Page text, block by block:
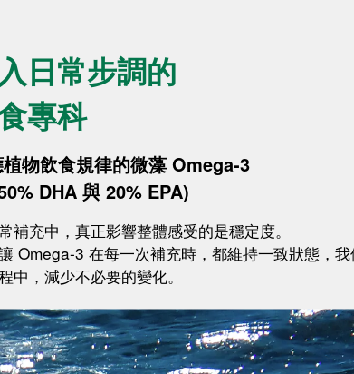
日常步調的
專科
物飲食規律的微藻 Omega-3
DHA 與 20% EPA)
補充中，真正影響整體感受的是穩定度。
Omega-3 在每一次補充時，都維持一致狀態，
中，減少不必要的變化。